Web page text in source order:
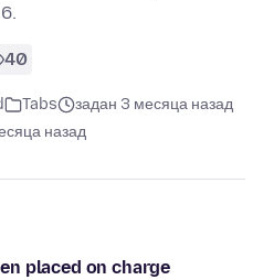
40
Tabs
задан 3 месяца назад
назад
placed on charge